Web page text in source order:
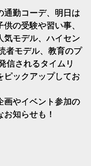
通勤コーデ、明日は
の受験や習い事、
気モデル、ハイセン
者モデル、教育のプ
信されるタイムリ
ピックアップしてお
画やイベント参加の
お知らせも！